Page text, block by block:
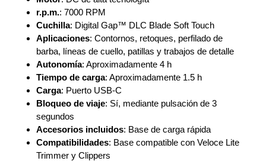
r.p.m.: 7000 RPM
Cuchilla: Digital Gap™ DLC Blade Soft Touch
Aplicaciones: Contornos, retoques, perfilado de
barba, líneas de cuello, patillas y trabajos de detalle
Autonomía: Aproximadamente 4 h
Tiempo de carga: Aproximadamente 1.5 h
Carga: Puerto USB-C
Bloqueo de viaje: Sí, mediante pulsación de 3
segundos
Accesorios incluidos: Base de carga rápida
Compatibilidades: Base compatible con Veloce Lite
Trimmer y Clippers